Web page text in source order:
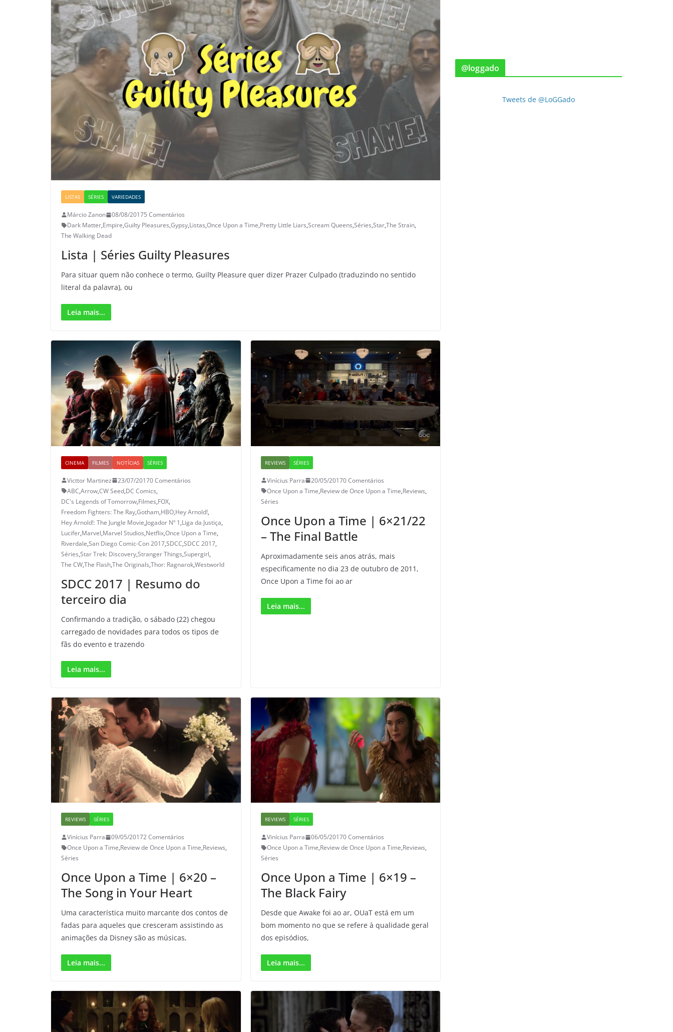
LISTAS SÉRIES VARIEDADES
Márcio Zanon 08/08/20175 Comentários
Dark Matter,Empire,Guilty Pleasures,Gypsy,Listas,Once Upon a Time,Pretty Little Liars,Scream Queens,Séries,Star,The Strain,
The Walking Dead
Lista | Séries Guilty Pleasures
Para situar quem não conhece o termo, Guilty Pleasure quer dizer Prazer Culpado (traduzindo no sentido
literal da palavra), ou
Leia mais...
CINEMA FILMES NOTÍCIAS SÉRIES
Victtor Martinez 23/07/20170 Comentários
ABC,Arrow,CW Seed,DC Comics,
DC's Legends of Tomorrow,Filmes,FOX,
Freedom Fighters: The Ray,Gotham,HBO,Hey Arnold!,
Hey Arnold!: The Jungle Movie,Jogador Nº 1,Liga da Justiça,
Lucifer,Marvel,Marvel Studios,Netflix,Once Upon a Time,
Riverdale,San Diego Comic-Con 2017,SDCC,SDCC 2017,
Séries,Star Trek: Discovery,Stranger Things,Supergirl,
The CW,The Flash,The Originals,Thor: Ragnarok,Westworld
SDCC 2017 | Resumo do
terceiro dia
Confirmando a tradição, o sábado (22) chegou
carregado de novidades para todos os tipos de
fãs do evento e trazendo
Leia mais...
REVIEWS SÉRIES
Vinícius Parra 20/05/20170 Comentários
Once Upon a Time,Review de Once Upon a Time,Reviews,
Séries
Once Upon a Time | 6×21/22
– The Final Battle
Aproximadamente seis anos atrás, mais
especificamente no dia 23 de outubro de 2011,
Once Upon a Time foi ao ar
Leia mais...
REVIEWS SÉRIES
Vinícius Parra 09/05/20172 Comentários
Once Upon a Time,Review de Once Upon a Time,Reviews,
Séries
Once Upon a Time | 6×20 –
The Song in Your Heart
Uma característica muito marcante dos contos de
fadas para aqueles que cresceram assistindo as
animações da Disney são as músicas,
Leia mais...
REVIEWS SÉRIES
Vinícius Parra 06/05/20170 Comentários
Once Upon a Time,Review de Once Upon a Time,Reviews,
Séries
Once Upon a Time | 6×19 –
The Black Fairy
Desde que Awake foi ao ar, OUaT está em um
bom momento no que se refere à qualidade geral
dos episódios,
Leia mais...
@loggado
Tweets de @LoGGado